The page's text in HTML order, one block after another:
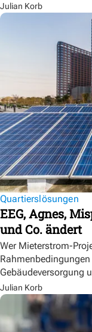
Julian Korb
Quartierslösungen
EEG, Agnes,
und Co. ändert
Wer Mieterstrom-
Gebäudeversorgung
Julian Korb